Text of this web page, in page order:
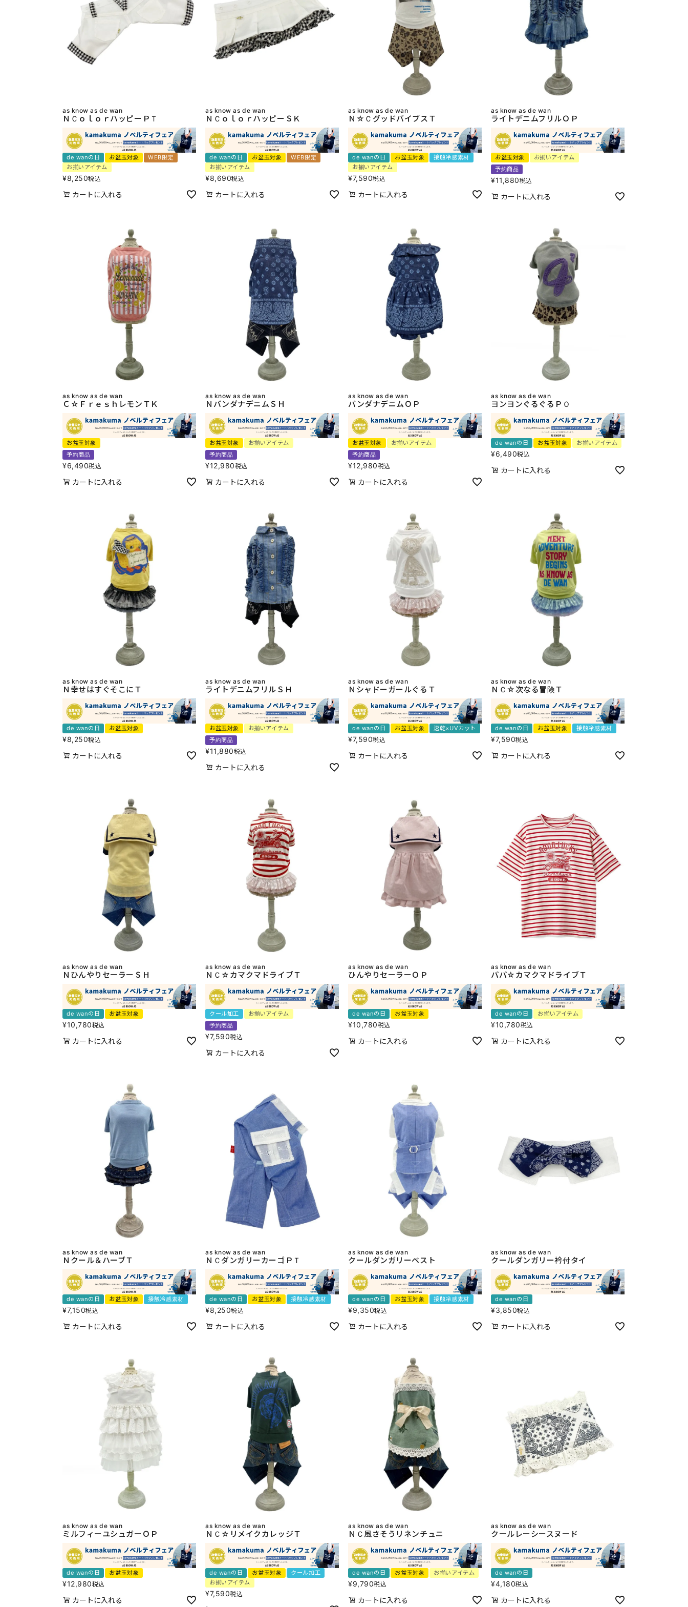
as know as de wan
ＮＣｏｌｏｒハッピーＰＴ
de wanの日 お盆玉対象
WEB限定
お揃いアイテム
¥8,250税込
カートに入れる
as know as de wan
ＮＣｏｌｏｒハッピーＳＫ
de wanの日 お盆玉対象
WEB限定
お揃いアイテム
¥8,690税込
カートに入れる
as know as de wan
Ｎ☆ＣグッドバイブスＴ
de wanの日 お盆玉対象
接触冷感素材
お揃いアイテム
¥7,590税込
カートに入れる
as know as de wan
ライトデニムフリルＯＰ
お盆玉対象
お揃いアイテム
予約商品
¥11,880税込
カートに入れる
as know as de wan
Ｃ☆ＦｒｅｓｈレモンＴＫ
お盆玉対象
予約商品
¥6,490税込
カートに入れる
as know as de wan
ＮバンダナデニムＳＨ
お盆玉対象
お揃いアイテム
予約商品
¥12,980税込
カートに入れる
as know as de wan
バンダナデニムＯＰ
お盆玉対象
お揃いアイテム
予約商品
¥12,980税込
カートに入れる
as know as de wan
ヨンヨンぐるぐるＰＯ
de wanの日 お盆玉対象 お揃いアイテム
¥6,490税込
カートに入れる
as know as de wan
Ｎ幸せはすぐそこにＴ
de wanの日 お盆玉対象
¥8,250税込
カートに入れる
as know as de wan
ライトデニムフリルＳＨ
お盆玉対象
お揃いアイテム
予約商品
¥11,880税込
カートに入れる
as know as de wan
ＮシャドーガールぐるＴ
de wanの日 お盆玉対象 速乾×UVカット
¥7,590税込
カートに入れる
as know as de wan
ＮＣ☆次なる冒険Ｔ
de wanの日 お盆玉対象 接触冷感素材
¥7,590税込
カートに入れる
as know as de wan
ＮひんやりセーラーＳＨ
de wanの日 お盆玉対象
¥10,780税込
カートに入れる
as know as de wan
ＮＣ☆カマクマドライブＴ
クール加工
お揃いアイテム
予約商品
¥7,590税込
カートに入れる
as know as de wan
ひんやりセーラーＯＰ
de wanの日 お盆玉対象
¥10,780税込
カートに入れる
as know as de wan
パパ☆カマクマドライブＴ
de wanの日 お揃いアイテム
¥10,780税込
カートに入れる
as know as de wan
Ｎクール＆ハーブＴ
de wanの日 お盆玉対象 接触冷感素材
¥7,150税込
カートに入れる
as know as de wan
ＮＣダンガリーカーゴＰＴ
de wanの日 お盆玉対象 接触冷感素材
¥8,250税込
カートに入れる
as know as de wan
クールダンガリーベスト
de wanの日 お盆玉対象 接触冷感素材
¥9,350税込
カートに入れる
as know as de wan
クールダンガリー衿付タイ
de wanの日
¥3,850税込
カートに入れる
as know as de wan
ミルフィーユシュガーＯＰ
de wanの日 お盆玉対象
¥12,980税込
カートに入れる
as know as de wan
ＮＣ☆リメイクカレッジＴ
de wanの日 お盆玉対象
クール加工
お揃いアイテム
¥7,590税込
as know as de wan
ＮＣ風さそうリネンチュニ
de wanの日 お盆玉対象 お揃いアイテム
¥9,790税込
カートに入れる
as know as de wan
クールレーシースヌード
de wanの日
¥4,180税込
カートに入れる